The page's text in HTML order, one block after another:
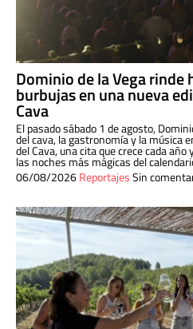
Dominio de la Vega rinde
burbujas en una nueva
Cava
El pasado sábado 1 de agosto,
del cava, la gastronomía y la música
del Cava, una cita que crece cada
las noches más mágicas del
06/08/2026ReportajesSin